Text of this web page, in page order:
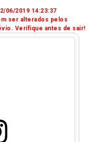
06/2019 14:23:37
ser alterados pelos
Verifique antes de sair!